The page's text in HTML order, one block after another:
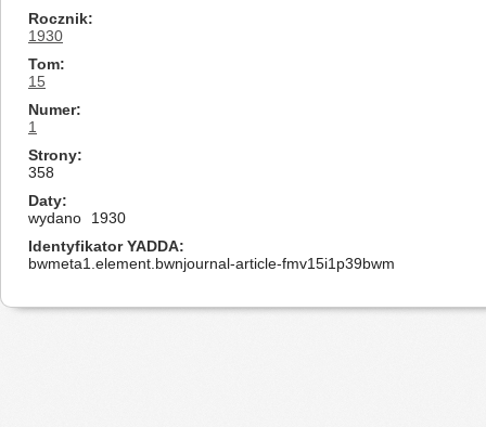
Rocznik
1930
Tom
15
Numer
1
Strony
358
Daty
wydano
1930
Identyfikator YADDA
bwmeta1.element.bwnjournal-article-fmv15i1p39bwm